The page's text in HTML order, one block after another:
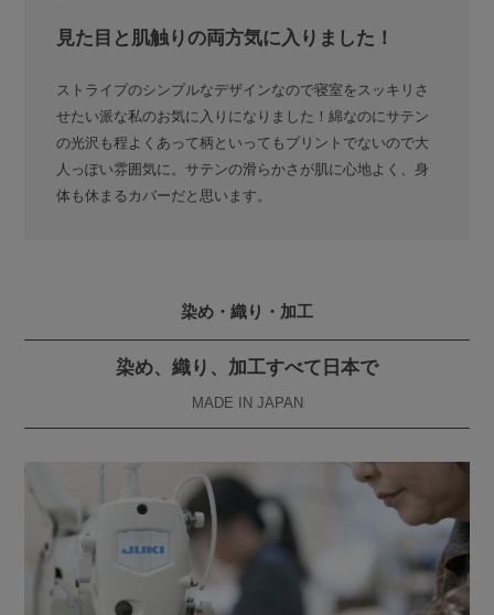
見た目と肌触りの両方気に入りました！
ストライプのシンプルなデザインなので寝室をスッキリさ
せたい派な私のお気に入りになりました！綿なのにサテン
の光沢も程よくあって柄といってもプリントでないので大
人っぽい雰囲気に。サテンの滑らかさが肌に心地よく、身
体も休まるカバーだと思います。
染め・織り・加工
染め、織り、加工すべて日本で
MADE IN JAPAN